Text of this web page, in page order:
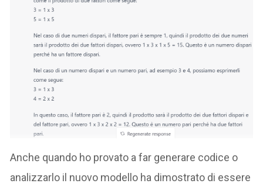
Anche quando ho provato a far generare codice o
analizzarlo il nuovo modello ha dimostrato di essere